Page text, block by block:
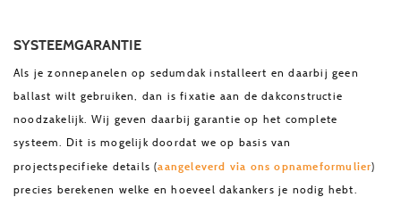
SYSTEEMGARANTIE
Als je zonnepanelen op sedumdak installeert en daarbij geen
ballast wilt gebruiken, dan is fixatie aan de dakconstructie
noodzakelijk. Wij geven daarbij garantie op het complete
systeem. Dit is mogelijk doordat we op basis van
projectspecifieke details (aangeleverd via ons opnameformulier)
precies berekenen welke en hoeveel dakankers je nodig hebt.